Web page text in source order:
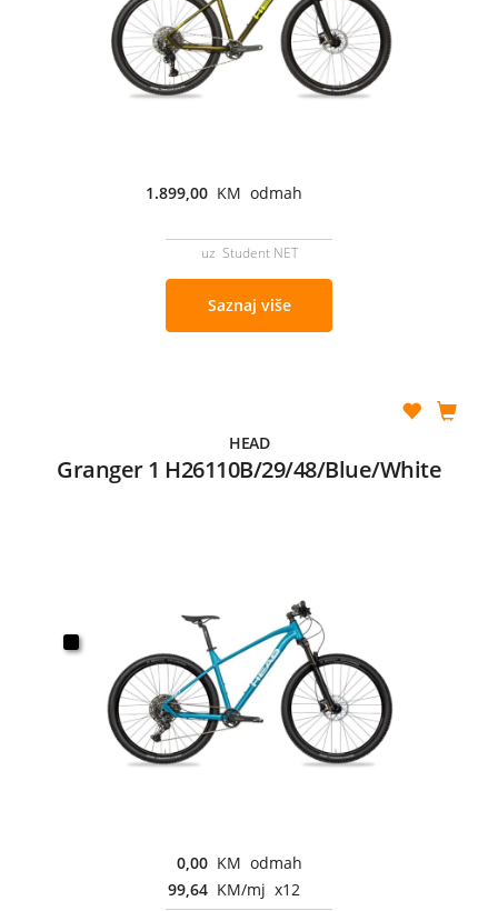
1.899,00 KM odmah
uz Student NET
Saznaj više
HEAD
Granger 1 H26110B/29/48/Blue/White
0,00 KM odmah
99,64 KM/mj x12